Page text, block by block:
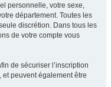
personnelle, votre sexe,
département. Toutes les
discrétion. Dans tous les
de votre compte vous
de sécuriser l’inscription
peuvent également être